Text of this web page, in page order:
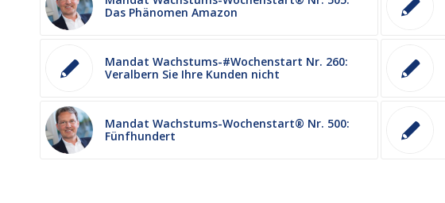
Das Phänomen Amazon
Mandat Wachstums-#Wochenstart Nr. 260:
Veralbern Sie Ihre Kunden nicht
Mandat Wachstums-Wochenstart® Nr. 500:
Fünfhundert